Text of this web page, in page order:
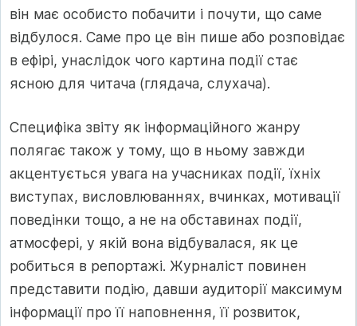
він має особисто побачити і почути, що саме
відбулося. Саме про це він пише або розповідає
в ефірі, унаслідок чого картина події стає
ясною для читача (глядача, слухача).
Специфіка звіту як інформаційного жанру
полягає також у тому, що в ньому завжди
акцентується увага на учасниках події, їхніх
виступах, висловлюваннях, вчинках, мотивації
поведінки тощо, а не на обставинах події,
атмосфері, у якій вона відбувалася, як це
робиться в репортажі. Журналіст повинен
представити подію, давши аудиторії максимум
інформації про її наповнення, її розвиток,